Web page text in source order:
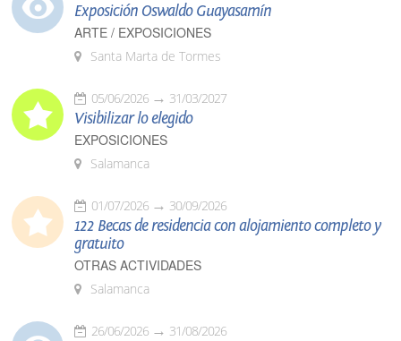
Exposición Oswaldo Guayasamín
ARTE / EXPOSICIONES
Santa Marta de Tormes
05/06/2026 31/03/2027
Visibilizar lo elegido
EXPOSICIONES
Salamanca
01/07/2026 30/09/2026
122 Becas de residencia con alojamiento completo y
gratuito
OTRAS ACTIVIDADES
Salamanca
26/06/2026 31/08/2026